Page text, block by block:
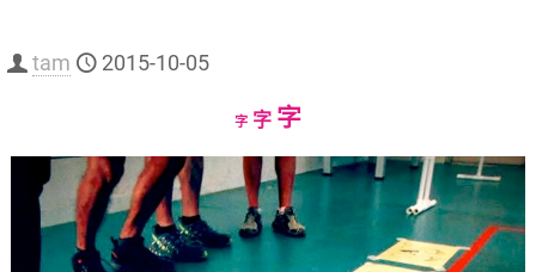
tam 2015-10-05
字Decrease
size.
字Reset
size.
字Increase
size.